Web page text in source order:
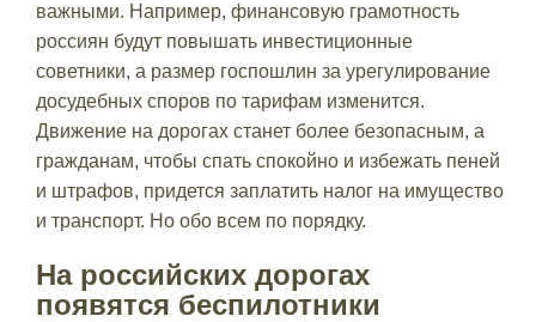
важными. Например, финансовую грамотность
россиян будут повышать инвестиционные
советники, а размер госпошлин за урегулирование
досудебных споров по тарифам изменится.
Движение на дорогах станет более безопасным, а
гражданам, чтобы спать спокойно и избежать пеней
и штрафов, придется заплатить налог на имущество
и транспорт. Но обо всем по порядку.
На российских дорогах
появятся беспилотники